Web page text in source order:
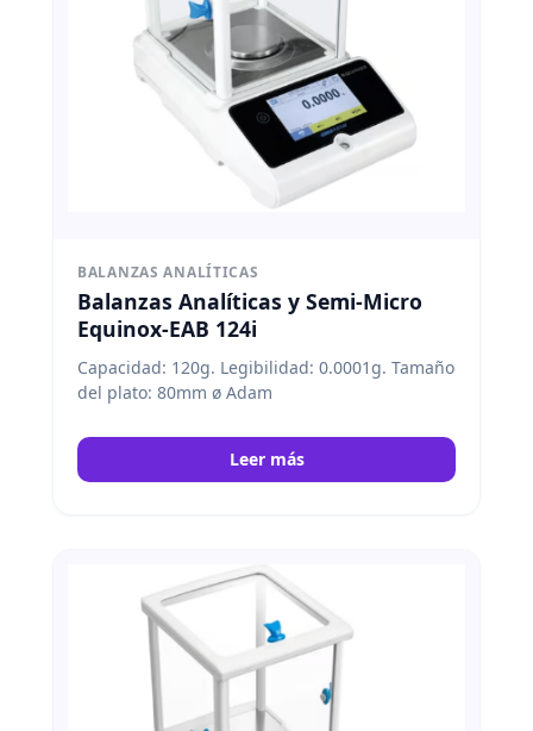
BALANZAS ANALÍTICAS
Balanzas Analíticas y Semi-Micro
Equinox-EAB 124i
Capacidad: 120g. Legibilidad: 0.0001g. Tamaño
del plato: 80mm ø Adam
Leer más